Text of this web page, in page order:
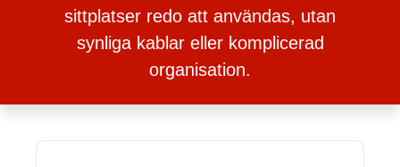
sittplatser redo att användas, utan
synliga kablar eller komplicerad
organisation.